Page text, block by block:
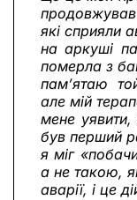
продовжував
які сприяли
на аркуші
померла з
пам’ятаю
але мій
мене
був перший
я міг
а не такою,
аварії, і це